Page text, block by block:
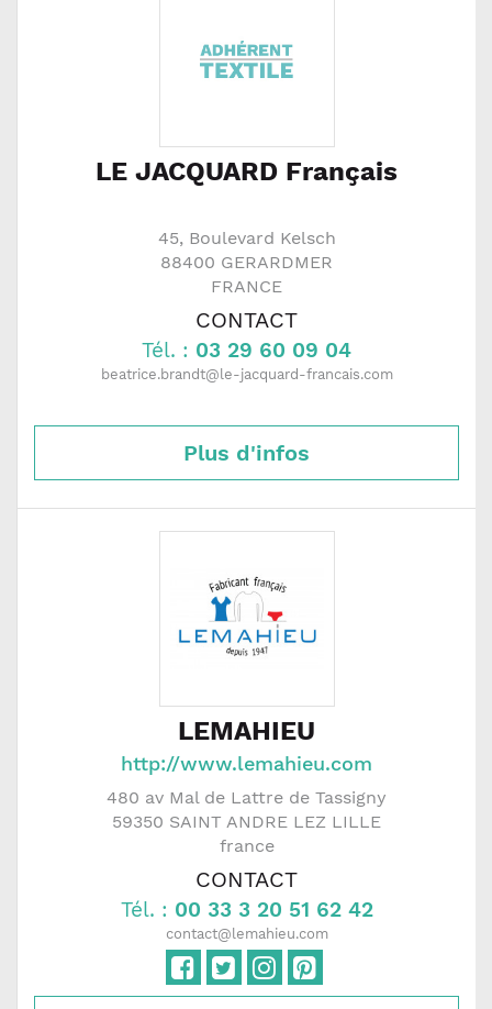
LE JACQUARD Français
45, Boulevard Kelsch
88400 GERARDMER
FRANCE
CONTACT
Tél. : 03 29 60 09 04
beatrice.brandt@le-jacquard-francais.com
Plus d'infos
LEMAHIEU
http://www.lemahieu.com
480 av Mal de Lattre de Tassigny
59350 SAINT ANDRE LEZ LILLE
france
CONTACT
Tél. : 00 33 3 20 51 62 42
contact@lemahieu.com